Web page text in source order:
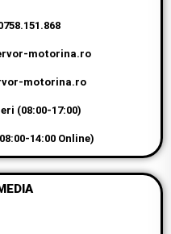
motorina.ro
motorina.ro
(08:00-17:00)
14:00 Online)